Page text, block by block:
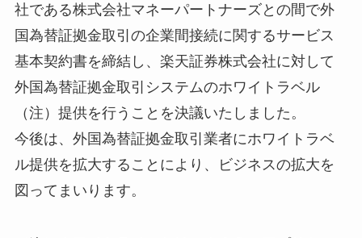
社である株式会社マネーパートナーズとの間で外
国為替証拠金取引の企業間接続に関するサービス
基本契約書を締結し、楽天証券株式会社に対して
外国為替証拠金取引システムのホワイトラベル
（注）提供を行うことを決議いたしました。
今後は、外国為替証拠金取引業者にホワイトラベ
ル提供を拡大することにより、ビジネスの拡大を
図ってまいります。